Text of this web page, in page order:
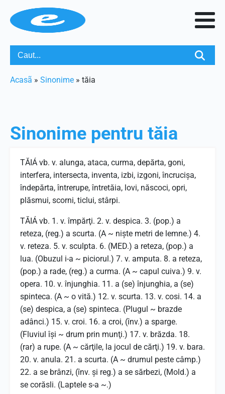
Acasã » Sinonime » tăia
Sinonime pentru tăia
TĂIÁ vb. v. alunga, ataca, curma, depărta, goni,
interfera, intersecta, inventa, izbi, izgoni, încrucişa,
îndepărta, întrerupe, întretăia, lovi, născoci, opri,
plăsmui, scorni, ticlui, stârpi.
TĂIÁ vb. 1. v. împărţi. 2. v. despica. 3. (pop.) a
reteza, (reg.) a scurta. (A ~ nişte metri de lemne.) 4.
v. reteza. 5. v. sculpta. 6. (MED.) a reteza, (pop.) a
lua. (Obuzul i-a ~ piciorul.) 7. v. amputa. 8. a reteza,
(pop.) a rade, (reg.) a curma. (A ~ capul cuiva.) 9. v.
opera. 10. v. înjunghia. 11. a (se) înjunghia, a (se)
spinteca. (A ~ o vită.) 12. v. scurta. 13. v. cosi. 14. a
(se) despica, a (se) spinteca. (Plugul ~ brazde
adânci.) 15. v. croi. 16. a croi, (înv.) a sparge.
(Fluviul îşi ~ drum prin munţi.) 17. v. brăzda. 18.
(rar) a rupe. (A ~ cărţile, la jocul de cărţi.) 19. v. bara.
20. v. anula. 21. a scurta. (A ~ drumul peste câmp.)
22. a se brânzi, (înv. şi reg.) a se sărbezi, (Mold.) a
se corăsli. (Laptele s-a ~.)